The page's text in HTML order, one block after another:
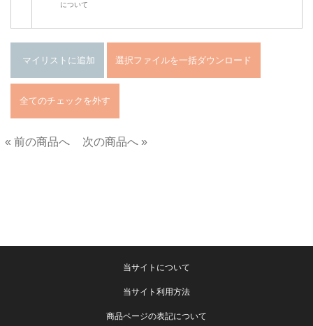
について
« 前の商品へ
次の商品へ »
当サイトについて
当サイト利用方法
商品ページの表記について